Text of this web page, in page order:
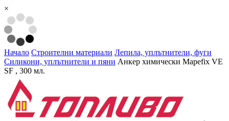
×
Начало Строителни материали Лепила, уплътнители, фуги
Силикони, уплътнители и пяни Анкер химически Mapefix VE
SF , 300 мл.